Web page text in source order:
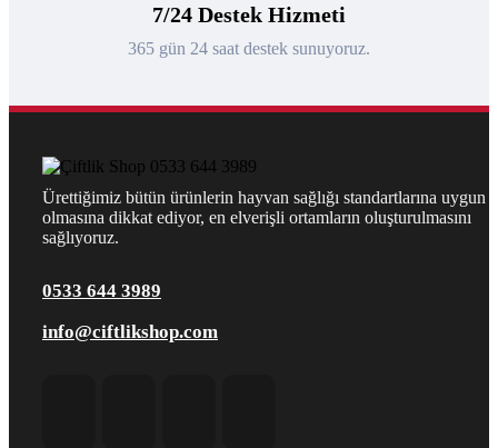
7/24 Destek Hizmeti
365 gün 24 saat destek sunuyoruz.
Ürettiğimiz bütün ürünlerin hayvan sağlığı standartlarına uygun
olmasına dikkat ediyor, en elverişli ortamların oluşturulmasını
sağlıyoruz.
0533 644 3989
info@ciftlikshop.com